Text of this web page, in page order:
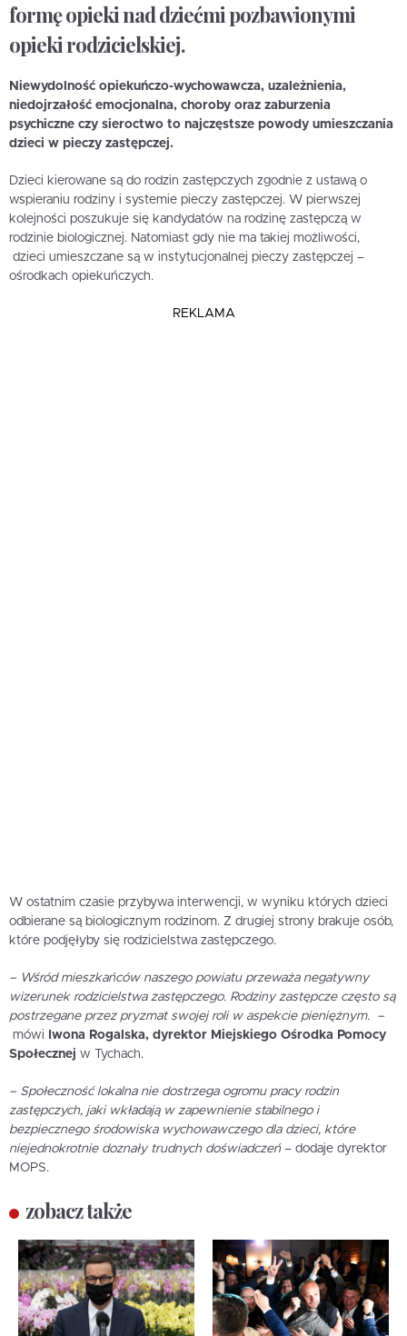
formę opieki nad dziećmi pozbawionymi
opieki rodzicielskiej.
Niewydolność opiekuńczo-wychowawcza, uzależnienia,
niedojrzałość emocjonalna, choroby oraz zaburzenia
psychiczne czy sieroctwo to najczęstsze powody umieszczania
dzieci w pieczy zastępczej.
Dzieci kierowane są do rodzin zastępczych zgodnie z ustawą o
wspieraniu rodziny i systemie pieczy zastępczej. W pierwszej
kolejności poszukuje się kandydatów na rodzinę zastępczą w
rodzinie biologicznej. Natomiast gdy nie ma takiej możliwości,
dzieci umieszczane są w instytucjonalnej pieczy zastępczej –
ośrodkach opiekuńczych.
REKLAMA
W ostatnim czasie przybywa interwencji, w wyniku których dzieci
odbierane są biologicznym rodzinom. Z drugiej strony brakuje osób,
które podjęłyby się rodzicielstwa zastępczego.
– Wśród mieszkańców naszego powiatu przeważa negatywny
wizerunek rodzicielstwa zastępczego. Rodziny zastępcze często są
postrzegane przez pryzmat swojej roli w aspekcie pieniężnym. –
mówi
Iwona Rogalska, dyrektor Miejskiego Ośrodka Pomocy
Społecznej w Tychach.
– Społeczność lokalna nie dostrzega ogromu pracy rodzin
zastępczych, jaki wkładają w zapewnienie stabilnego i
bezpiecznego środowiska wychowawczego dla dzieci, które
niejednokrotnie doznały trudnych doświadczeń– dodaje dyrektor
MOPS.
zobacz także